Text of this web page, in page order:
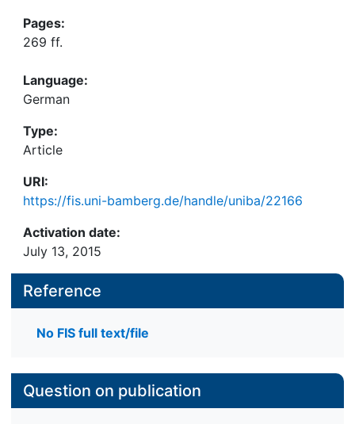
Pages:
269 ff.
Language:
German
Type:
Article
URI:
https://fis.uni-bamberg.de/handle/uniba/22166
Activation date:
July 13, 2015
Reference
No FIS full text/file
Question on publication